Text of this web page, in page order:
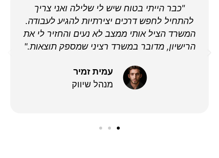
"כבר הייתי בטוח שיש לי שלילה ואני צריך
להתחיל לחפש דרכים יצירתיות להגיע לעבודה.
המשרד הציל אותי ממצב לא נעים והחזיר לי את
הרישיון, מדובר במשרד רציני שמספק תוצאות."
עמית זמיר
מנהל שיווק